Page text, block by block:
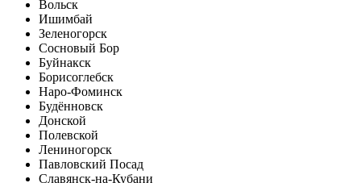
Вольск
Ишимбай
Зеленогорск
Сосновый Бор
Буйнакск
Борисоглебск
Наро-Фоминск
Будённовск
Донской
Полевской
Лениногорск
Павловский Посад
Славянск-на-Кубани